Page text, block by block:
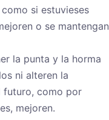
si estuvieses
o se mantengan
la punta y la horma
ni alteren la
futuro, como por
mejoren.